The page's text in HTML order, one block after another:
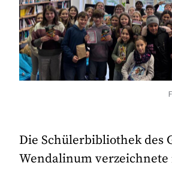
Die Schülerbibliothek des
Wendalinum verzeichnete